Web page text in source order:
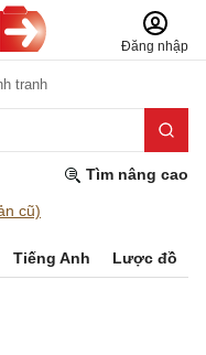
Đăng nhập
tranh
Tìm nâng cao
cũ)
Tiếng Anh Lược đồ